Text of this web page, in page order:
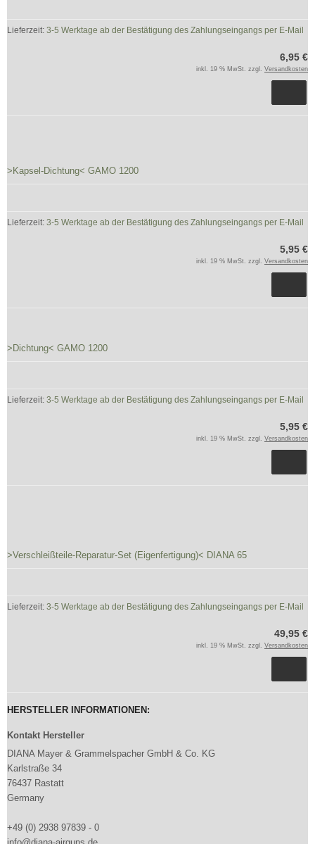
Lieferzeit: 3-5 Werktage ab der Bestätigung des Zahlungseingangs per E-Mail
6,95 €
inkl. 19 % MwSt. zzgl. Versandkosten
>Kapsel-Dichtung< GAMO 1200
Lieferzeit: 3-5 Werktage ab der Bestätigung des Zahlungseingangs per E-Mail
5,95 €
inkl. 19 % MwSt. zzgl. Versandkosten
>Dichtung< GAMO 1200
Lieferzeit: 3-5 Werktage ab der Bestätigung des Zahlungseingangs per E-Mail
5,95 €
inkl. 19 % MwSt. zzgl. Versandkosten
>Verschleißteile-Reparatur-Set (Eigenfertigung)< DIANA 65
Lieferzeit: 3-5 Werktage ab der Bestätigung des Zahlungseingangs per E-Mail
49,95 €
inkl. 19 % MwSt. zzgl. Versandkosten
HERSTELLER INFORMATIONEN:
Kontakt Hersteller
DIANA Mayer & Grammelspacher GmbH & Co. KG
Karlstraße 34
76437 Rastatt
Germany
+49 (0) 2938 97839 - 0
info@diana-airguns.de